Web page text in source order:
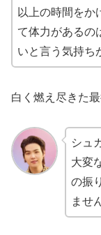
以上の時間をか
て体力があるの
いと言う気持ち
白く燃え尽きた
シュ
大変
の振
ませ